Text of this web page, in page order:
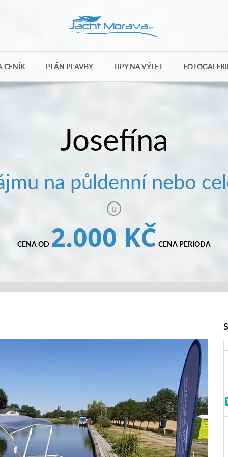
CENÍK PLÁN PLAVBY TIPY NA VÝLET
Josefína
na půldenní nebo
CENA OD 2.000 KČ CENA PERIODA